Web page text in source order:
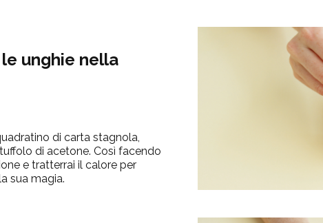
unghie nella
di carta stagnola,
di acetone. Così facendo
e tratterrai il calore per
sua magia.